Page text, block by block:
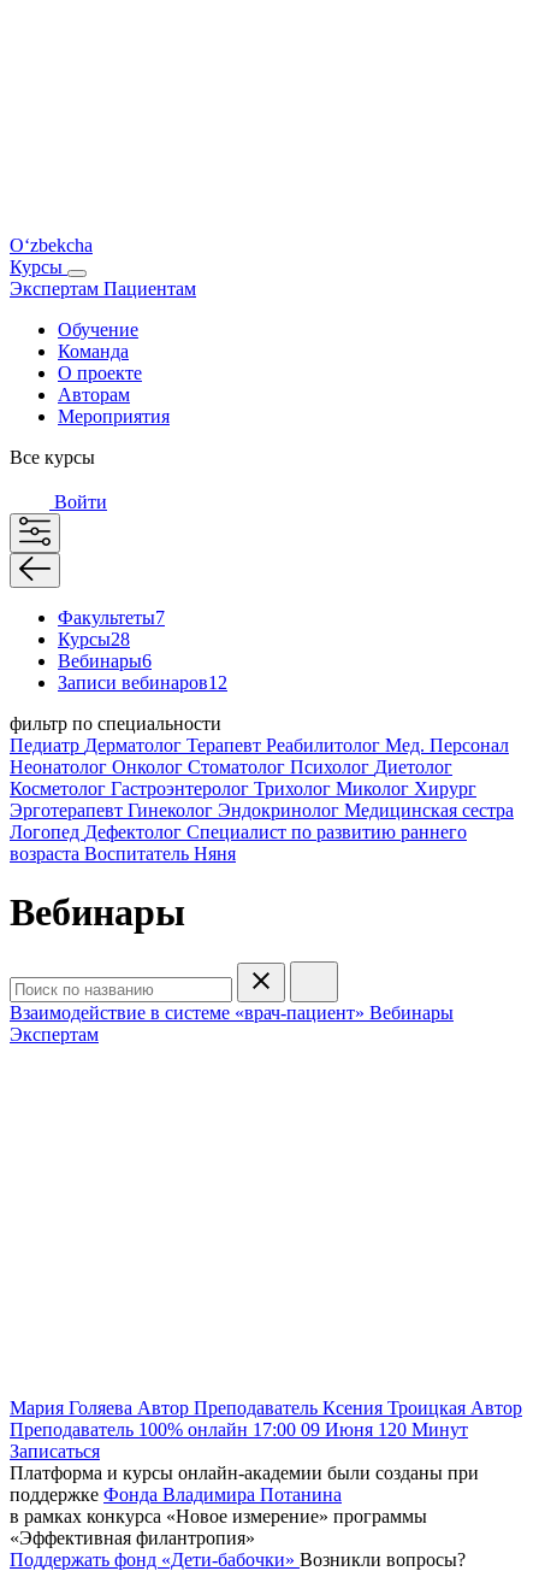
O‘zbekcha
Курсы
Экспертам Пациентам
Обучение
Команда
О проекте
Авторам
Мероприятия
Все курсы
Войти
Факультеты7
Курсы28
Вебинары6
Записи вебинаров12
фильтр по специальности
Педиатр Дерматолог Терапевт Реабилитолог Мед. Персонал
Неонатолог Онколог Стоматолог Психолог Диетолог
Косметолог Гастроэнтеролог Трихолог Миколог Хирург
Эрготерапевт Гинеколог Эндокринолог Медицинская сестра
Логопед Дефектолог Специалист по развитию раннего
возраста Воспитатель Няня
Вебинары
Взаимодействие в системе «врач-пациент» Вебинары
Экспертам
Мария Голяева Автор Преподаватель Ксения Троицкая Автор
Преподаватель 100% онлайн 17:00 09 Июня 120 Минут
Записаться
Платформа и курсы онлайн-академии были созданы при
поддержке Фонда Владимира Потанина
в рамках конкурса «Новое измерение» программы
«Эффективная филантропия»
Поддержать фонд «Дети-бабочки» Возникли вопросы?